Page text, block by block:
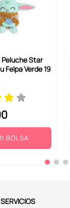
Peluche Star
Felpa Verde 19
BOLSA
SERVICIOS